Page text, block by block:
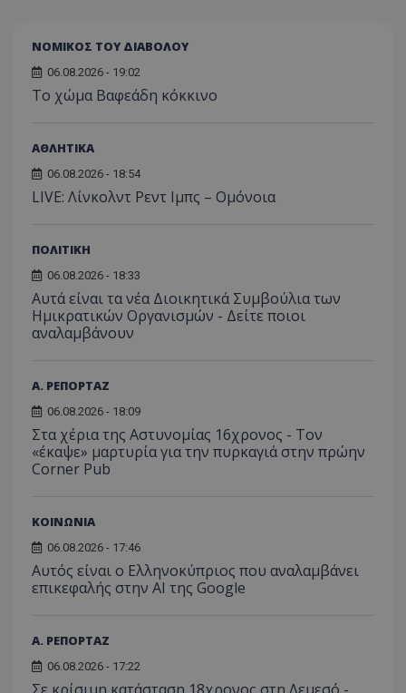
ΝΟΜΙΚΟΣ ΤΟΥ ΔΙΑΒΟΛΟΥ
06.08.2026 - 19:02
Το χώμα Βαφεάδη κόκκινο
ΑΘΛΗΤΙΚΑ
06.08.2026 - 18:54
LIVE: Λίνκολντ Ρεντ Ιμπς – Ομόνοια
ΠΟΛΙΤΙΚΗ
06.08.2026 - 18:33
Αυτά είναι τα νέα Διοικητικά Συμβούλια των
Ημικρατικών Οργανισμών - Δείτε ποιοι
αναλαμβάνουν
Α. ΡΕΠΟΡΤΑΖ
06.08.2026 - 18:09
Στα χέρια της Αστυνομίας 16χρονος - Τον
«έκαψε» μαρτυρία για την πυρκαγιά στην πρώην
Corner Pub
ΚΟΙΝΩΝΙΑ
06.08.2026 - 17:46
Αυτός είναι ο Ελληνοκύπριος που αναλαμβάνει
επικεφαλής στην ΑΙ της Google
Α. ΡΕΠΟΡΤΑΖ
06.08.2026 - 17:22